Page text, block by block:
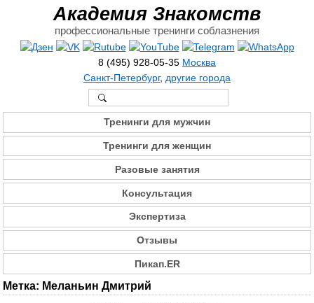
Академия Знакомств
профессиональные тренинги соблазнения
8 (495) 928-05-35 Москва
Санкт-Петербург, другие города
Тренинги для мужчин
Тренинги для женщин
Разовые занятия
Консультация
Экспертиза
Отзывы
Пикап.ER
Метка: Меланьин Дмитрий